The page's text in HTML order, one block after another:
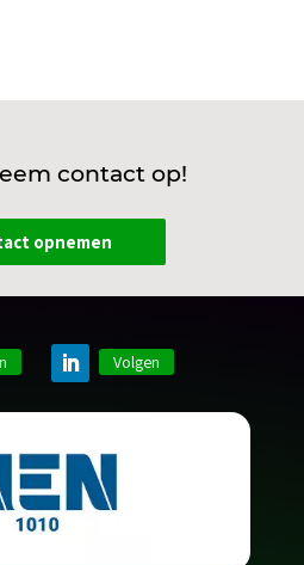
contact op!
opnemen
Volgen